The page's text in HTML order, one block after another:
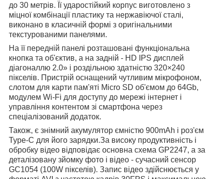
до 30 метрів. Її ударостійкий корпус виготовлено з
міцної комбінації пластику та нержавіючої сталі,
виконано в класичній формі з оригінальними
текстурованими панелями.
На її передній панелі розташовані функціональна
кнопка та об'єктив, а на задній - HD IPS дисплей
діагоналлю 2.0» і роздільною здатністю 320×240
пікселів. Пристрій оснащений чутливим мікрофоном,
слотом для карти пам'яті Micro SD об'ємом до 64Gb,
модулем Wi-Fi для доступу до мережі інтернет і
управління контентом зі смартфона через
спеціалізований додаток.
Також, є знімний акумулятор ємністю 900mAh і роз'єм
Type-C для його зарядки.За високу продуктивність і
обробку відео відповідає основна схема GP2247, а за
деталізовану зйомку фото і відео - сучасний сенсор
GC1054 (100W пікселів). Запис відео здійснюється у